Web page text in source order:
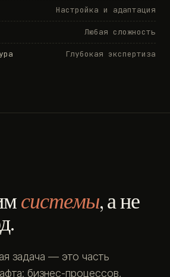
Настройка и адаптация
Любая сложность
Глубокая экспертиза
системы, а не
задача — это часть
бизнес-процессов,